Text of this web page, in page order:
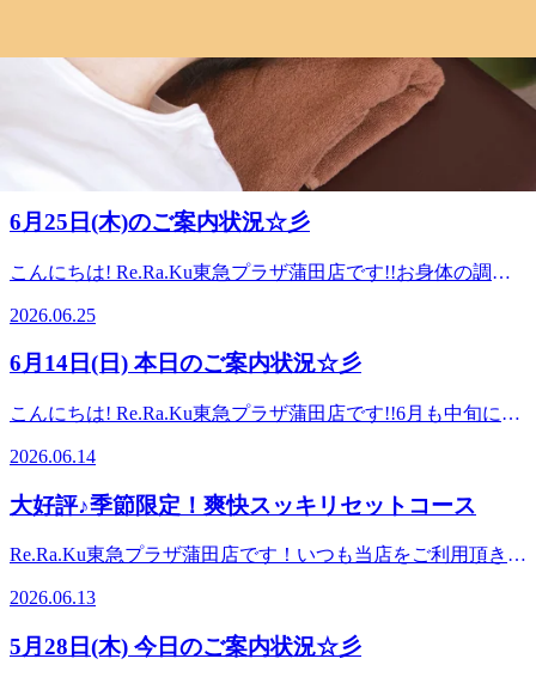
分! 東急プラザ蒲田 7Fお気軽にご来店ください【ご予約】
TEL：03-6715-9810
回復: 運動後の緊張した筋肉をほぐし、疲労の蓄積を防ぐ リ
ラックス: 精油の香りとマッサージで神経を落ち着かせ、メ
ンタルを整える 当店ではフットケアで３種類のオイルを、
ハンドケアで２種類のボディクリームを使用しておりま
す。 夏季限定の「爽快ヘッドスパ」にてのレモン系・ラベ
ンダー系の炭酸泡スプレーもございます。本日は11:00～
20:00ご案内が可能です♪スタッフ一同、お客様のご来店を心
ザ蒲田店☆大井町・大森・蒲田・川崎・鶴見エリアで大人気
東北線・東急池上線・東急多摩川線 蒲田駅 京急蒲田駅 から
もアクセスしやすい!提携駐車場2時間無料♪【場所】 JR蒲田
駅 南口改札から徒歩1分! 東急プラザ蒲田 7Fお気軽にご来店
ください【ご予約】TEL：03-6715-9810
も様々な良い効果をもたらすといわれています。 花火の光
や音や揺らぎには、人間の心臓の鼓動と同じリズムであった
り、「1/fゆらぎ」のリラックス効果が含まれており、心地
よさを生み出します。 また、大輪の花火を見上げることで
自然と姿勢が良くなり、非日常的な空間を味わうことで日常
のイライラから解放されます。 手持ち花火（とくに線香花
火）は交感神経を抑制してリラックス状態を作り出しま
す。 花火で心もリフレッシュしたら、Re.Ra.Kuで身体をリ
ラックスさせていかれませんか(^^♪本日は11:00～18:30ご案
ちしております。===========Re.Ra.Ku東急プラザ蒲田店
ゼーションスタジオ☆ 【アクセス】最寄駅 JR京浜東北線・
スしやすい!提携駐車場2時間無料♪【場所】 JR蒲田駅 南口改
【ご予約】TEL：03-6715-9810
7月8日(水) 本日のご案内状況☆彡
こんにちは! Re.Ra.Ku東急プラザ蒲田店です!! 7/8は『汗マネ
ジメントの日』☆彡暑くなり始める時期で「夏（7）の発汗
（8）」と読む語呂合わせから制定されました。「汗マネジ
メント」とは、汗をかきたいシーンでは気持ちよく汗をか
き、汗が気になる時は適切なケアで発汗をうまくコントロー
律神経（主に交感神経）によってコントロールされており、
日常のさまざまなシーンで分泌されます。 ・温熱性発汗：
気温が高いときや運動時に、体温を一定に保つため全身から
かく汗。 ・精神性発汗：緊張やストレスを感じたときに、
手のひら・足の裏・脇の下などにかきやすい汗。 ・味覚性
発汗：辛いものを食べたときなどに、顔・頭部にかく汗。日
ルなどの成分がうまく再吸収されずに濃度の濃い「悪い汗」
く、体温調節がうまくできないだけでなく、ニオイの発生に
つけることで、さらさらとした「良い汗」をかきやすくな
15:00～20:00ご案内が可能です♪スタッフ一同、お客様のご来
店を心よりお待ちしております。
2026.07.08
6月25日(木)のご案内状況☆彡
こんにちは! Re.Ra.Ku東急プラザ蒲田店です!!お身体の調子
ともあるかと思います。そんな時は、ぜひRe.Ra.Kuでほぐし
て軽くなりましょう♪本日は10:45～18:00ご案内が可能です♪
スタッフ一同、お客様のご来店を心よりお待ちしておりま
森・蒲田・川崎・鶴見エリアで大人気のリラクゼーションス
タジオ☆ 【アクセス】最寄駅 JR京浜東北線・東急池上線・
提携駐車場2時間無料♪【場所】 JR蒲田駅 南口改札から徒歩
1分! 東急プラザ蒲田 7Fお気軽にご来店ください【ご予約】
TEL：03-6715-9810
2026.06.25
6月14日(日) 本日のご案内状況☆彡
こんにちは! Re.Ra.Ku東急プラザ蒲田店です!!6月も中旬に入
り身体も重だるく感じることもあるかと思います。そんな時
は、ぜひRe.Ra.Kuでほぐして軽くなりましょう♪本日は10:30
～20:00ご案内が可能です♪スタッフ一同、お客様のご来店を
ラザ蒲田店☆大井町・大森・蒲田・川崎・鶴見エリアで大人
気のリラクゼーションスタジオ☆ 【アクセス】最寄駅 JR京
らもアクセスしやすい!提携駐車場2時間無料♪【場所】 JR蒲
田駅 南口改札から徒歩1分! 東急プラザ蒲田 7Fお気軽にご来
2026.06.14
大好評♪季節限定！爽快スッキリセットコース
Re.Ra.Ku東急プラザ蒲田店です！いつも当店をご利用頂き誠
ッキリセットコース"という季節限定メニューが登場してい
ます！！【季節限定◆爽快スッキリセットコース】ひんやり
パチパチ！－5℃の炭酸泡を使った頭スッキリのキャンペー
2026.06.13
5月28日(木) 今日のご案内状況☆彡